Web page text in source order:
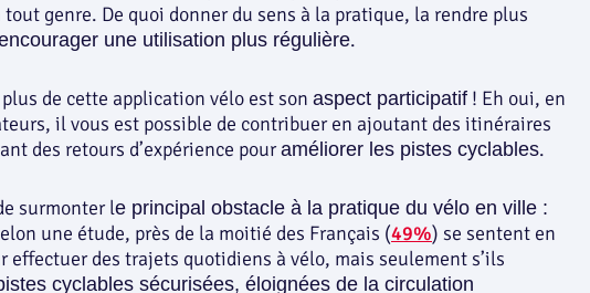
genre. De quoi donner du sens à la pratique, la rendre plus
une utilisation plus régulière.
de cette application vélo est son aspect participatif ! Eh oui, en
il vous est possible de contribuer en ajoutant des itinéraires
des retours d’expérience pouraméliorer les pistes cyclables.
surmonter le principal obstacle à la pratique du vélo en ville :
une étude, près de la moitié des Français (49%) se sentent en
effectuer des trajets quotidiens à vélo, mais seulement s’ils
cyclables sécurisées, éloignées de la circulation